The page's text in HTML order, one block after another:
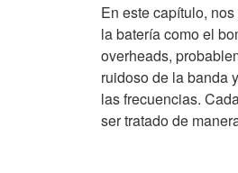
En este capítulo,
la batería como el
overheads,
ruidoso de la banda
las frecuencias.
ser tratado de